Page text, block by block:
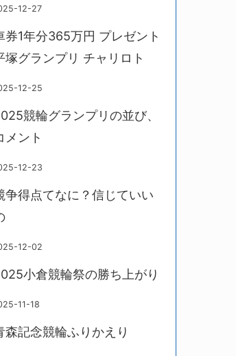
12-27
券1年分365万円 プレゼント
塚グランプリ チャリロト
12-25
競輪グランプリの並び、
メント
12-23
争得点てなに？信じていい
12-02
小倉競輪祭の勝ち上がり
11-18
森記念競輪ふりかえり